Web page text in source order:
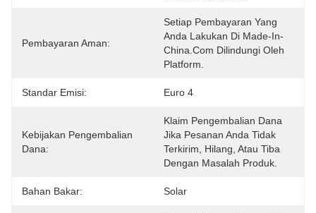
Pembayaran Aman:
Setiap Pembayaran Yang
Anda Lakukan Di Made-In-
China.com Dilindungi Oleh
Platform.
Standar Emisi: Euro 4
Kebijakan Pengembalian
Dana:
Klaim Pengembalian Dana
Jika Pesanan Anda Tidak
Terkirim, Hilang, Atau Tiba
Dengan Masalah Produk.
Bahan Bakar: Solar